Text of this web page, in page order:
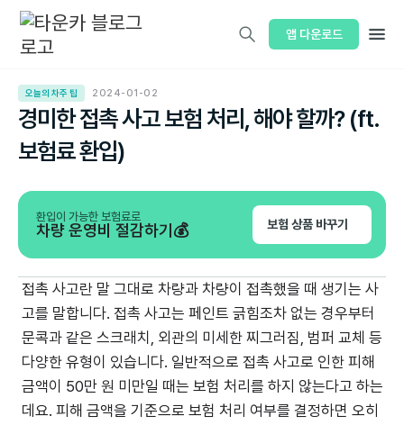
앱 다운로드
오늘의 차주 팁 2024-01-02
경미한 접촉 사고 보험 처리, 해야 할까? (ft.
보험료 환입)
환입이 가능한 보험료로
차량 운영비 절감하기💰 보험 상품 바꾸기
접촉 사고란 말 그대로 차량과 차량이 접촉했을 때 생기는 사
고를 말합니다. 접촉 사고는 페인트 긁힘조차 없는 경우부터
문콕과 같은 스크래치, 외관의 미세한 찌그러짐, 범퍼 교체 등
다양한 유형이 있습니다. 일반적으로 접촉 사고로 인한 피해
금액이 50만 원 미만일 때는 보험 처리를 하지 않는다고 하는
데요. 피해 금액을 기준으로 보험 처리 여부를 결정하면 오히